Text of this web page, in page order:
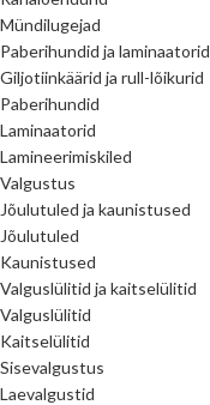
Mündilugejad
Paberihundid ja laminaatorid
Giljotiinkäärid ja rull-lõikurid
Paberihundid
Laminaatorid
Lamineerimiskiled
Valgustus
Jõulutuled ja kaunistused
Jõulutuled
Kaunistused
Valguslülitid ja kaitselülitid
Valguslülitid
Kaitselülitid
Sisevalgustus
Laevalgustid